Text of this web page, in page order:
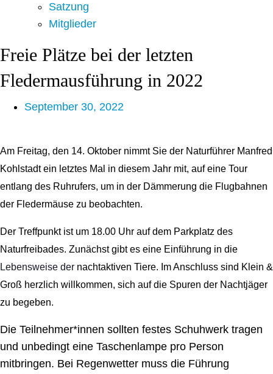
Satzung
Mitglieder
Freie Plätze bei der letzten
Fledermausführung in 2022
September 30, 2022
Am Freitag, den 14. Oktober nimmt Sie der Naturführer Manfred
Kohlstadt ein letztes Mal in diesem Jahr mit, auf eine Tour
entlang des Ruhrufers, um in der Dämmerung die Flugbahnen
der Fledermäuse zu beobachten.
Der Treffpunkt ist um 18.00 Uhr auf dem Parkplatz des
Naturfreibades. Zunächst gibt es eine Einführung in die
Lebensweise der nachtaktiven Tiere. Im Anschluss sind Klein &
Groß herzlich willkommen, sich auf die Spuren der Nachtjäger
zu begeben.
Die Teilnehmer*innen sollten festes Schuhwerk tragen
und unbedingt eine Taschenlampe pro Person
mitbringen. Bei Regenwetter muss die Führung